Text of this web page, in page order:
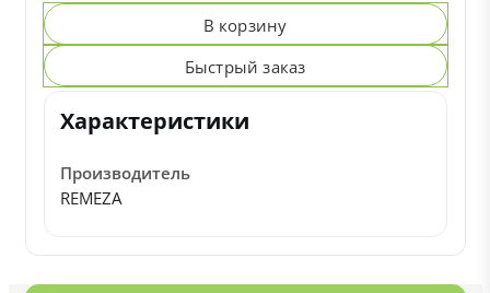
В корзину
Быстрый заказ
Характеристики
Производитель
REMEZA